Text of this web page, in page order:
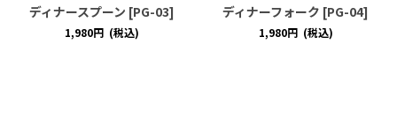
ディナースプーン [PG-03]
1,980円 (税込)
ディナーフォーク [PG-04]
1,980円 (税込)